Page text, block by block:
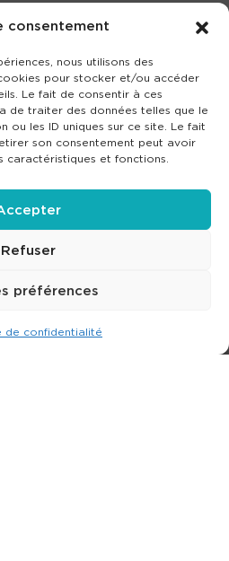
consentement
nous utilisons des
pour stocker et/ou accéder
Le fait de consentir à ces
de traiter des données telles que le
ou les ID uniques sur ce site. Le fait
son consentement peut avoir
caractéristiques et fonctions.
Refuser
préférences
de confidentialité